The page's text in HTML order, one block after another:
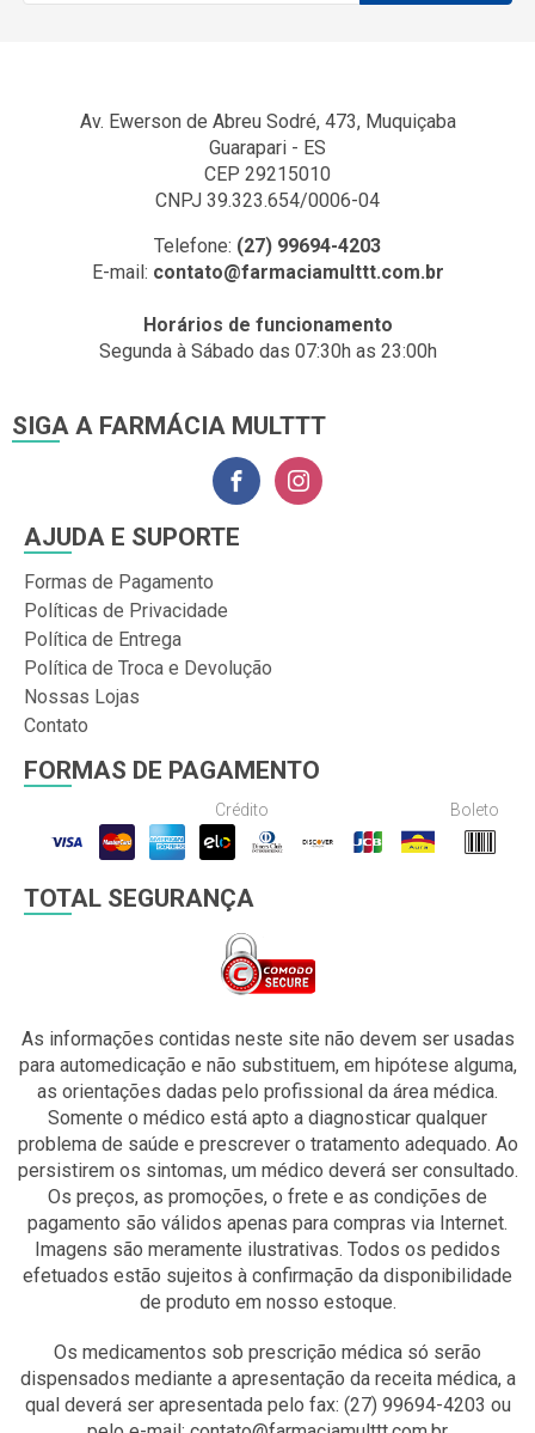
Av. Ewerson de Abreu Sodré, 473, Muquiçaba
Guarapari - ES
CEP 29215010
CNPJ 39.323.654/0006-04
Telefone: (27) 99694-4203
E-mail: contato@farmaciamulttt.com.br
Horários de funcionamento
Segunda à Sábado das 07:30h as 23:00h
SIGA A FARMÁCIA MULTTT
AJUDA E SUPORTE
Formas de Pagamento
Políticas de Privacidade
Política de Entrega
Política de Troca e Devolução
Nossas Lojas
Contato
FORMAS DE PAGAMENTO
Crédito Boleto
TOTAL SEGURANÇA
As informações contidas neste site não devem ser usadas
para automedicação e não substituem, em hipótese alguma,
as orientações dadas pelo profissional da área médica.
Somente o médico está apto a diagnosticar qualquer
problema de saúde e prescrever o tratamento adequado. Ao
persistirem os sintomas, um médico deverá ser consultado.
Os preços, as promoções, o frete e as condições de
pagamento são válidos apenas para compras via Internet.
Imagens são meramente ilustrativas. Todos os pedidos
efetuados estão sujeitos à confirmação da disponibilidade
de produto em nosso estoque.
Os medicamentos sob prescrição médica só serão
dispensados mediante a apresentação da receita médica, a
qual deverá ser apresentada pelo fax: (27) 99694-4203 ou